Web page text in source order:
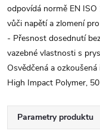
odpovídá normě EN
vůči napětí a zlomení
- Přesnost dosednutí
vazebné vlastnosti s
Osvědčená a
High Impact Polymer,
Parametry produktu